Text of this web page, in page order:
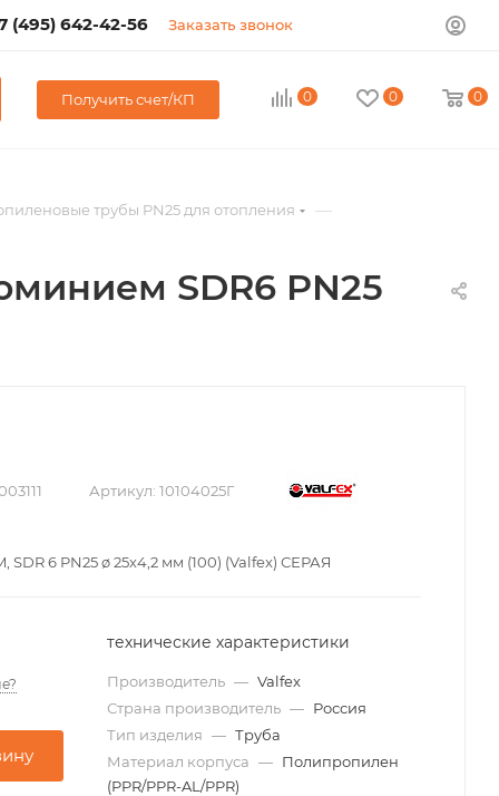
(495) 642-42-56 Заказать звонок
Получить счет/КП 0 0 0
трубы PN25 для отопления —
SDR6 PN25
Артикул: 10104025Г
6 PN25 ø 25х4,2 мм (100) (Valfex) СЕРАЯ
технические характеристики
Производитель — Valfex
Страна производитель — Россия
Тип изделия — Труба
Материал корпуса — Полипропилен
(PPR/PPR-AL/PPR)